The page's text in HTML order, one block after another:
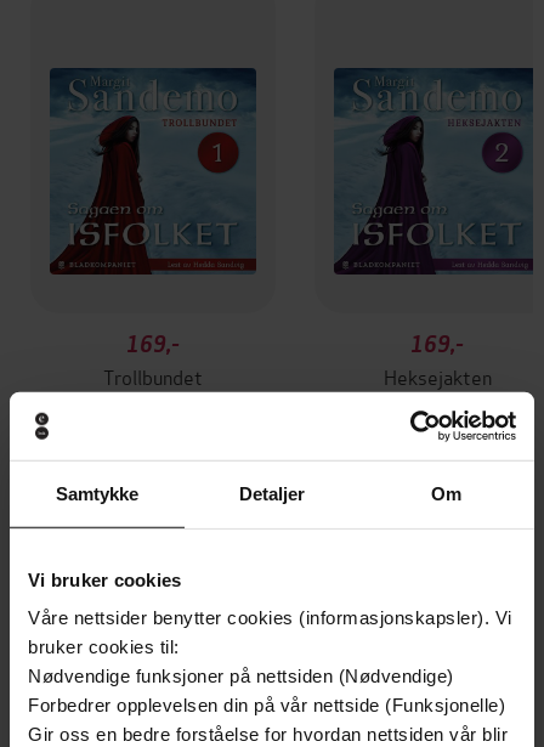
Samtykke Detaljer Om
Vi bruker cookies
Våre nettsider benytter cookies (informasjonskapsler). Vi
bruker cookies til:
Nødvendige funksjoner på nettsiden (Nødvendige)
Forbedrer opplevelsen din på vår nettside (Funksjonelle)
Gir oss en bedre forståelse for hvordan nettsiden vår blir
169,-
Trollbundet
169,-
Heksejakten
Margit Sandemo
LYDBOK
Vinner av Rivertonprisen